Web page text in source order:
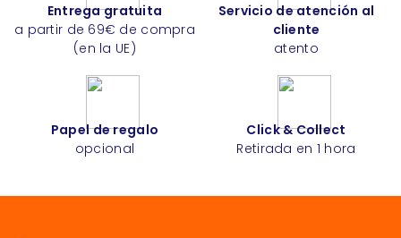
Entrega gratuita
a partir de 69€ de compra
(en la UE)
Servicio de atención al
cliente
atento
Papel de regalo
opcional
Click & Collect
Retirada en 1 hora